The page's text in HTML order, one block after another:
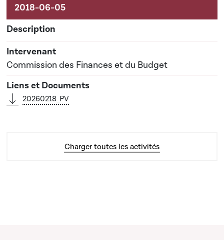
Commission des Finances et du Budget
20260218_PV
Charger toutes les activités